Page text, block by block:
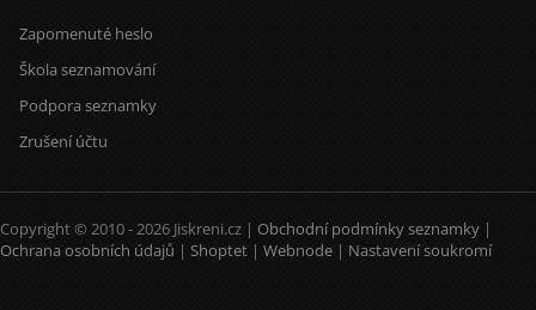
Zapomenuté heslo
Škola seznamování
Podpora seznamky
Zrušení účtu
Copyright © 2010 - 2026 Jiskreni.cz | Obchodní podmínky seznamky |
Ochrana osobních údajů | Shoptet | Webnode | Nastavení soukromí